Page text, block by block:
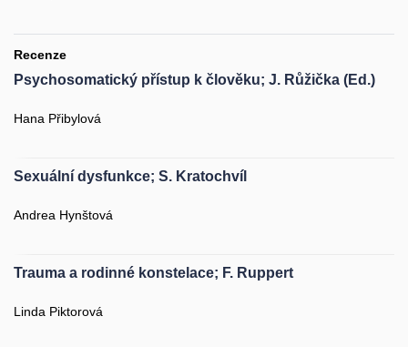
Recenze
Psychosomatický přístup k člověku; J. Růžička (Ed.)
Hana Přibylová
Sexuální dysfunkce; S. Kratochvíl
Andrea Hynštová
Trauma a rodinné konstelace; F. Ruppert
Linda Piktorová